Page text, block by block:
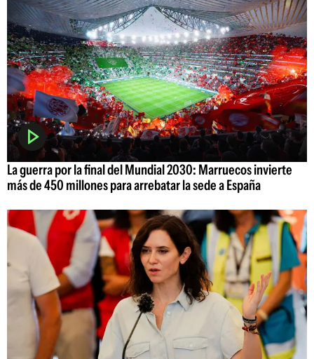
La guerra por la final del Mundial 2030: Marruecos invierte
más de 450 millones para arrebatar la sede a España